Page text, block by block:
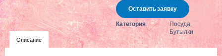
Оставить заявку
Категория Посуда
Бутылки
Описание